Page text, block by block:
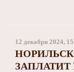
12 декабря 2024,
ЗАПЛАТИТ